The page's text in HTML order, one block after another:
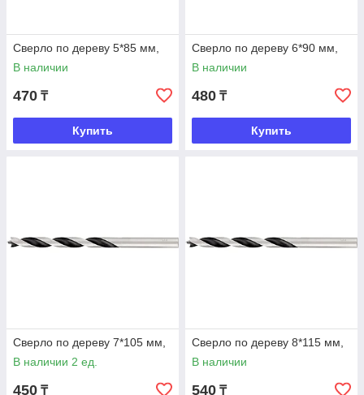
Сверло по дереву 5*85 мм,
В наличии
470 ₸
Купить
Сверло по дереву 6*90 мм,
В наличии
480 ₸
Купить
Сверло по дереву 7*105 мм,
В наличии 2 ед.
450 ₸
Сверло по дереву 8*115 мм,
В наличии
540 ₸